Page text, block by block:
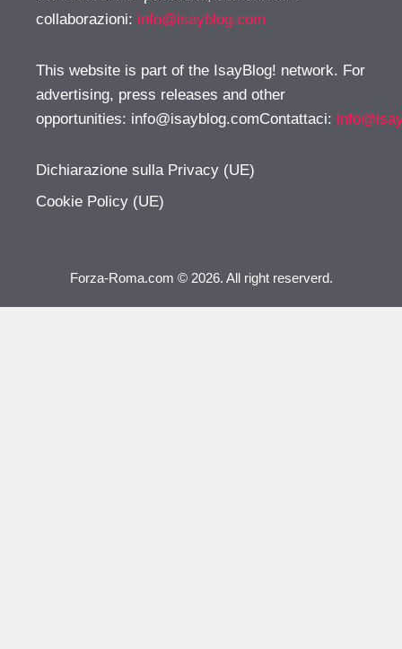
collaborazioni: info@isayblog.com
This website is part of the IsayBlog! network. For
advertising, press releases and other
opportunities: info@isayblog.comContattaci:
Dichiarazione sulla Privacy (UE)
Cookie Policy (UE)
Forza-Roma.com © 2026. All right reserverd.